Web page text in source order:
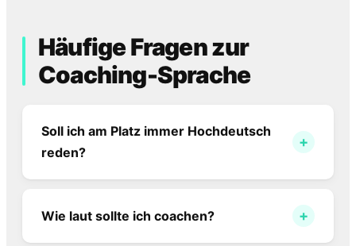
Häufige Fragen zur
Coaching-Sprache
Soll ich am Platz immer Hochdeutsch
reden?
+
authentisch. Aber: Klar verständlich.
Wie laut sollte ich coachen? +